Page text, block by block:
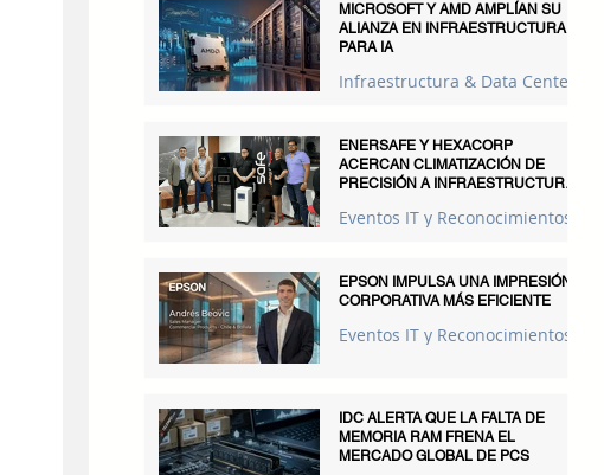
MICROSOFT Y AMD AMPLÍAN SU
ALIANZA EN INFRAESTRUCTURA
PARA IA
Infraestructura & Data Centers
ENERSAFE Y HEXACORP
ACERCAN CLIMATIZACIÓN DE
PRECISIÓN A INFRAESTRUCTURAS
Eventos IT y Reconocimientos
EPSON IMPULSA UNA IMPRESIÓN
CORPORATIVA MÁS EFICIENTE
Eventos IT y Reconocimientos
IDC ALERTA QUE LA FALTA DE
MEMORIA RAM FRENA EL
MERCADO GLOBAL DE PCS